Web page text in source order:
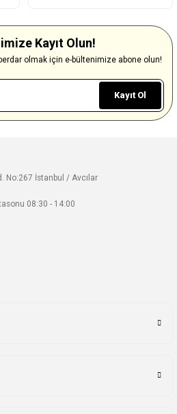
Kayıt Olun!
olmak için e-bültenimize abone olun!
Kayıt Ol
No:267 İstanbul / Avcılar
08:30 - 14:00